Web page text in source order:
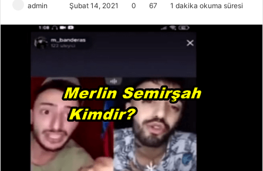
admin
e
p
o
s
a
g
ö
Şubat 14, 2021 0 67 1 dakika okuma süresi